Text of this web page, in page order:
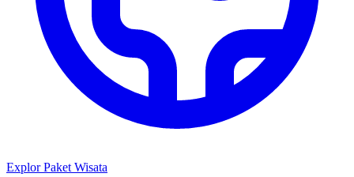
Explor Paket Wisata